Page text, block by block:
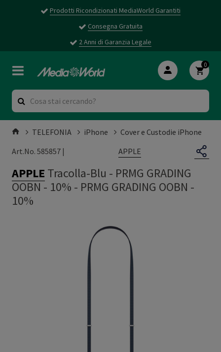
Prodotti Ricondizionati MediaWorld Garantiti
Consegna Gratuita
2 Anni di Garanzia Legale
0
TELEFONIA iPhone
Cover e Custodie iPhone
Art.No. 585857 |
APPLE
APPLE Tracolla-Blu - PRMG GRADING
OOBN - 10% - PRMG GRADING OOBN -
10%